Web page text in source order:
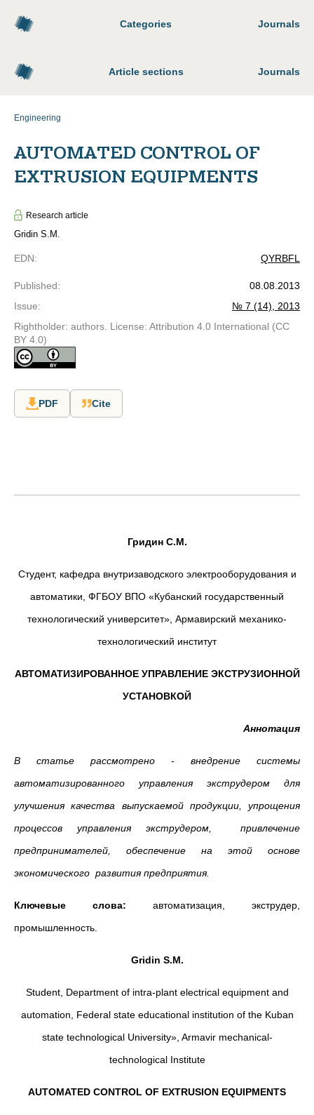
Categories Journals
Article sections Journals
Engineering
AUTOMATED CONTROL OF
EXTRUSION EQUIPMENTS
Research article
Gridin S.M.
EDN: QYRBFL
Published:
08.08.2013
Issue:
№ 7 (14), 2013
Rightholder: authors. License: Attribution 4.0 International (CC
BY 4.0)
PDF Cite
Гридин С.М.
Студент, кафедра внутризаводского электрооборудования и
автоматики, ФГБОУ ВПО «Кубанский государственный
технологический университет», Армавирский механико-
технологический институт
АВТОМАТИЗИРОВАННОЕ УПРАВЛЕНИЕ ЭКСТРУЗИОННОЙ
УСТАНОВКОЙ
Аннотация
В статье рассмотрено - внедрение системы
автоматизированного управления экструдером для
улучшения качества выпускаемой продукции, упрощения
процессов управления экструдером, привлечение
предпринимателей, обеспечение на этой основе
экономического развития предприятия.
Ключевые слова: автоматизация, экструдер,
промышленность.
Gridin S.M.
Student, Department of intra-plant electrical equipment and
automation, Federal state educational institution of the Kuban
state technological University», Armavir mechanical-
technological Institute
AUTOMATED CONTROL OF EXTRUSION EQUIPMENTS